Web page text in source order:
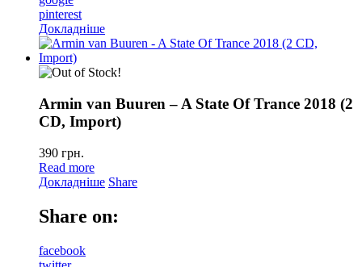
pinterest
Докладніше
Armin van Buuren – A State Of Trance 2018 (2
CD, Import)
390 грн.
Read more
Докладніше Share
Share on:
facebook